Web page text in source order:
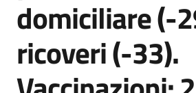
domiciliare (-
ricoveri (-33).